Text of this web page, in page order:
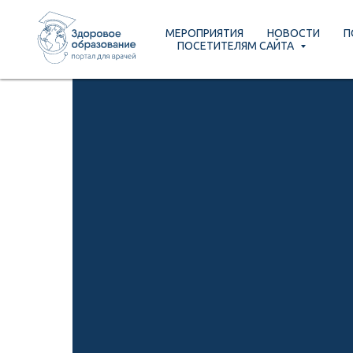
МЕРОПРИЯТИЯ НОВОСТИ
ПОСЕТИТЕЛЯМ САЙТА
МЕРОПРИЯТИЯ НОВОСТИ
ПОСЕТИТЕЛЯМ САЙТА